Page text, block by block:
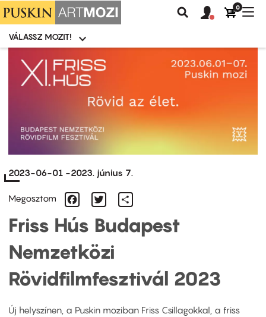
tartalomra
Moziválasztó
menü
VÁLASSZ MOZIT!
Keresés
Felhasználói
fiók
0
2023-06-01 -2023. június 7.
Megosztom Facebook
Twitter
Friss Hús Budapest
Nemzetközi
Rövidfilmfesztivál 2023
Új helyszínen, a Puskin moziban Friss Csillagokkal, a friss